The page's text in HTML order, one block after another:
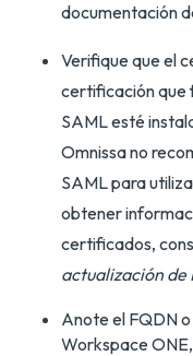
documentación
Verifique que el
certificación que
SAML esté
Omnissa no
SAML para
obtener
certificados,
actualización de
Anote el FQDN
Workspace